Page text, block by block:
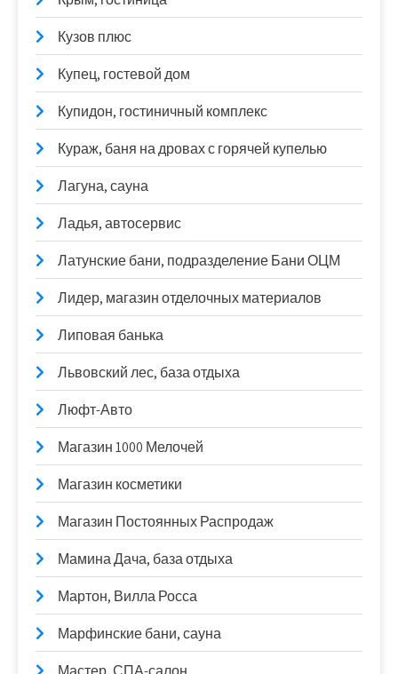
Кузов плюс
Купец, гостевой дом
Купидон, гостиничный комплекс
Кураж, баня на дровах с горячей купелью
Лагуна, сауна
Ладья, автосервис
Латунские бани, подразделение Бани ОЦМ
Лидер, магазин отделочных материалов
Липовая банька
Львовский лес, база отдыха
Люфт-Авто
Магазин 1000 Мелочей
Магазин косметики
Магазин Постоянных Распродаж
Мамина Дача, база отдыха
Мартон, Вилла Росса
Марфинские бани, сауна